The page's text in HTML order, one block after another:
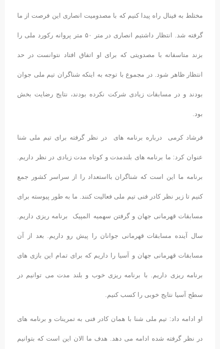
مختلط به فینال راه پیدا کنیم که با مصدومیت انصاری این فرصت از ما
گرفته شد. انتظار داشتیم انصاری در متر ۵۰ متر پروانه رکورد ملی را
بزند متاسفانه با مصدویتی که برای او اتفاق افتاد نتوانست در حد
انتظار ظاهر شود. در مجموع با توجه به اینکه شناگران تیم ملی جوان
بودند و در مسابقات زیادی شرکت نکرده بودند، نتایج رضایت بخش
بود.
فرشاد کرمی درباره برنامه های در نظر گرفته برای تیم ملی شنا
عنوان کرد: ما برنامه های بلندمدت و کوتاه مدت زیادی در نظر داریم.
برنامه ما این است که شناگران بااستعداد را از سراسر کشور جمع
کنیم تا زیر نظر کادر فنی تیم ملی فعالیت کنند. ما به طور پیوسته برای
مسابقات قهرمانی جهان و گرفتن سهمیه المپیک برنامه ریزی داریم.
سال آینده مسابقات قهرمانی جوانان را پیش رو داریم. بعد از آن
مسابقات قهرمانی جهان و آسیا را داریم که برای تمام این بازی های
برنامه ریزی داریم. با برنامه ریزی خوب و بلند مدت می توانیم در
سطح آسیا نتایج خوبی را کسب کنیم.
او ادامه داد: تیم ملی شنا با همان کادر فنی به تمرینات و برنامه های
در نظر گرفته شده ادامه می دهد. هدف ما الان این است که بتوانیم